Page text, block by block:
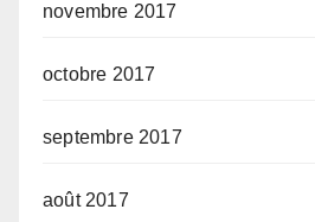
novembre 2017
octobre 2017
septembre 2017
août 2017